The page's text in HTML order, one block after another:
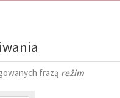
frazą reżim